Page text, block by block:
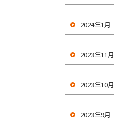
2024年1月
2023年11月
2023年10月
2023年9月